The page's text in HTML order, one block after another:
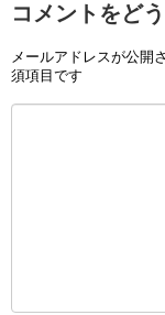
コメントをど
メールアドレスが公開
須項目です